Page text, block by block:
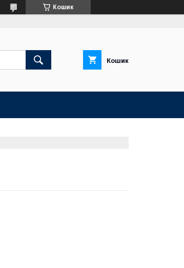
Кошик
Кошик